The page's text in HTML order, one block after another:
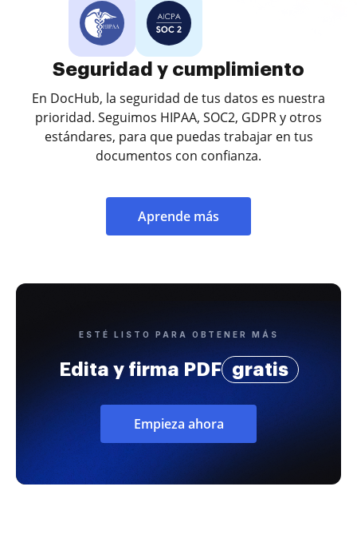
Seguridad y cumplimiento
En DocHub, la seguridad de tus datos es nuestra
prioridad. Seguimos HIPAA, SOC2, GDPR y otros
estándares, para que puedas trabajar en tus
documentos con confianza.
Aprende más
ESTÉ LISTO PARA OBTENER MÁS
Edita y firma PDF gratis
Empieza ahora